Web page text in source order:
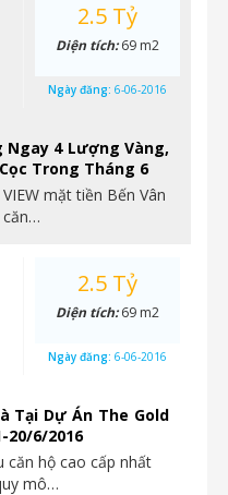
Ngay 4 Lượng Vàng,
Trong Tháng 6
mặt tiền Bến Vân
căn…
2.5 Tỷ
Diện tích:69 m2
Ngày đăng: 6-06-2016
Tại Dự Án The Gold
20/6/2016
căn hộ cao cấp nhất
mô…
2.5 Tỷ
Diện tích:69 m2
Ngày đăng: 6-06-2016